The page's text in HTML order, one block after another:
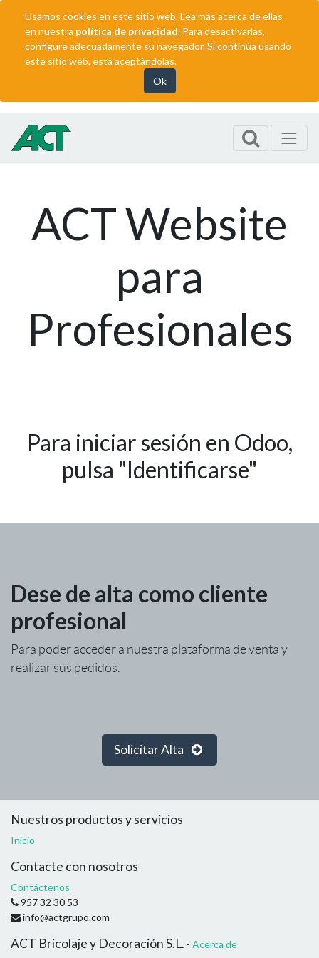
Usamos cookies en este sitio web. Lea más acerca de ellas
en nuestra política de privacidad. Para desactivarlas,
configure adecuadamente su navegador. Si continúa usando
este sitio web, está aceptándolas.
Ok
ACT Website
para
Profesionales
Para iniciar sesión en Odoo,
pulsa "Identificarse"
Dese de alta como cliente
profesional
Para poder acceder a nuestra plataforma de venta y
realizar sus pedidos.
Solicitar Alta
Nuestros productos y servicios
Inicio
Contacte con nosotros
Contáctenos
957 32 30 53
info@actgrupo.com
ACT Bricolaje y Decoración S.L. - Acerca de